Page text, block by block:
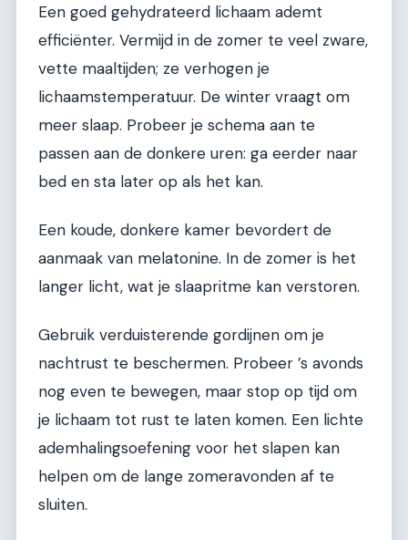
Een goed gehydrateerd lichaam ademt
efficiënter. Vermijd in de zomer te veel zware,
vette maaltijden; ze verhogen je
lichaamstemperatuur. De winter vraagt om
meer slaap. Probeer je schema aan te
passen aan de donkere uren: ga eerder naar
bed en sta later op als het kan.
Een koude, donkere kamer bevordert de
aanmaak van melatonine. In de zomer is het
langer licht, wat je slaapritme kan verstoren.
Gebruik verduisterende gordijnen om je
nachtrust te beschermen. Probeer ’s avonds
nog even te bewegen, maar stop op tijd om
je lichaam tot rust te laten komen. Een lichte
ademhalingsoefening voor het slapen kan
helpen om de lange zomeravonden af te
sluiten.